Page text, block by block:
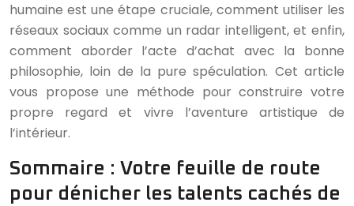
humaine est une étape cruciale, comment utiliser les
réseaux sociaux comme un radar intelligent, et enfin,
comment aborder l’acte d’achat avec la bonne
philosophie, loin de la pure spéculation. Cet article
vous propose une méthode pour construire votre
propre regard et vivre l’aventure artistique de
l’intérieur.
Sommaire : Votre feuille de route
pour dénicher les talents cachés de